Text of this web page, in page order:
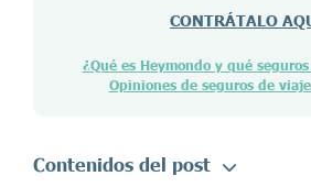
CONTRÁTALO
¿Qué es Heymondo y qué
Opiniones de seguros de
Contenidos del post